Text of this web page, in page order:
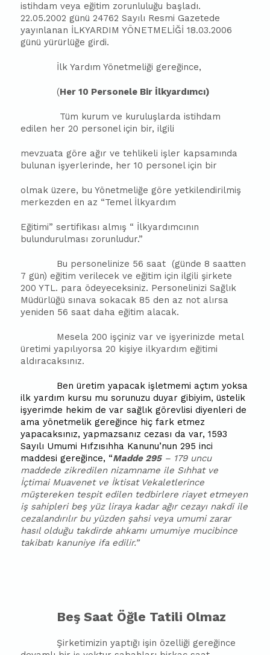
istihdam veya eğitim zorunluluğu başladı.
22.05.2002 günü 24762 Sayılı Resmi Gazetede
yayınlanan İLKYARDIM YÖNETMELİĞİ 18.03.2006
günü yürürlüğe girdi.
İlk Yardım Yönetmeliği gereğince,
(Her 10 Personele Bir İlkyardımcı)
Tüm kurum ve kuruluşlarda istihdam
edilen her 20 personel için bir, ilgili
mevzuata göre ağır ve tehlikeli işler kapsamında
bulunan işyerlerinde, her 10 personel için bir
olmak üzere, bu Yönetmeliğe göre yetkilendirilmiş
merkezden en az “Temel İlkyardım
Eğitimi” sertifikası almış “ İlkyardımcının
bulundurulması zorunludur.”
Bu personelinize 56 saat (günde 8 saatten
7 gün) eğitim verilecek ve eğitim için ilgili şirkete
200 YTL. para ödeyeceksiniz. Personelinizi Sağlık
Müdürlüğü sınava sokacak 85 den az not alırsa
yeniden 56 saat daha eğitim alacak.
Mesela 200 işçiniz var ve işyerinizde metal
üretimi yapılıyorsa 20 kişiye ilkyardım eğitimi
aldıracaksınız.
Ben üretim yapacak işletmemi açtım yoksa
ilk yardım kursu mu sorunuzu duyar gibiyim, üstelik
işyerimde hekim de var sağlık görevlisi diyenleri de
ama yönetmelik gereğince hiç fark etmez
yapacaksınız, yapmazsanız cezası da var, 1593
Sayılı Umumi Hıfzısıhha Kanunu’nun 295 inci
maddesi gereğince, “Madde 295– 179 uncu
maddede zikredilen nizamname ile Sıhhat ve
İçtimai Muavenet ve İktisat Vekaletlerince
müştereken tespit edilen tedbirlere riayet etmeyen
iş sahipleri beş yüz liraya kadar ağır cezayı nakdi ile
cezalandırılır bu yüzden şahsi veya umumi zarar
hasıl olduğu takdirde ahkamı umumiye mucibince
takibatı kanuniye ifa edilir.”
Beş Saat Öğle Tatili Olmaz
Şirketimizin yaptığı işin özelliği gereğince